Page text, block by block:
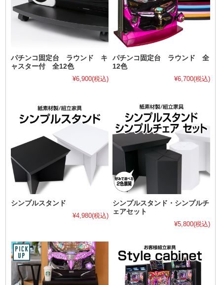
パチンコ固定台 ラウンド キ
ャスター付 全12色
¥6,900(税込)
パチンコ固定台 ラウンド 全
12色
¥6,700(税込)
シンプルスタンド
¥4,980(税込)
シンプルスタンド・シンプルチ
ェアセット
¥5,800(税込)